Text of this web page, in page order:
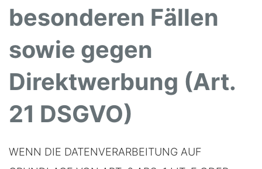
besonderen Fällen
sowie gegen
Direktwerbung (Art.
21 DSGVO)
WENN DIE DATENVERARBEITUNG AUF